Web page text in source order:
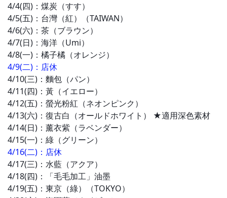
4/4(四)： 煤炭 （すす）
4/5(五)： 台灣（紅）（TAIWAN）
4/6(六)： 茶 （ブラウン）
4/7(日)： 海洋 （Umi）
4/8(一)： 橘子橘 （オレンジ）
4/9(二) ：店休
4/10(三)：麵包 （パン）
4/11(四)：黃 （イエロー）
4/12(五)： 螢光粉紅 （ネオンピンク）
4/13(六)：復古白 （オールドホワイト）
★適用深色素材
4/14(日)： 薰衣紫 （ラベンダー）
4/15(一)：綠 （グリーン）
4/16(二) ：店休
4/17(三)： 水藍 （アクア）
4/18(四) ： 「毛毛加工」油墨
4/19(五)：東京（綠）
（TOKYO）